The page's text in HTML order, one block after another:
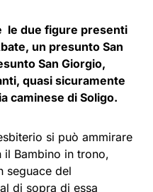
le due figure presenti
un presunto San
San Giorgio,
quasi sicuramente
caminese di Soligo.
si può ammirare
il Bambino in trono,
seguace del
di sopra di essa